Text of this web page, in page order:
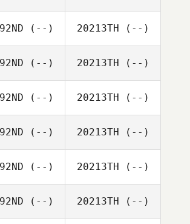
(--) 20213TH (--)
(--) 20213TH (--)
(--) 20213TH (--)
(--) 20213TH (--)
(--) 20213TH (--)
(--) 20213TH (--)